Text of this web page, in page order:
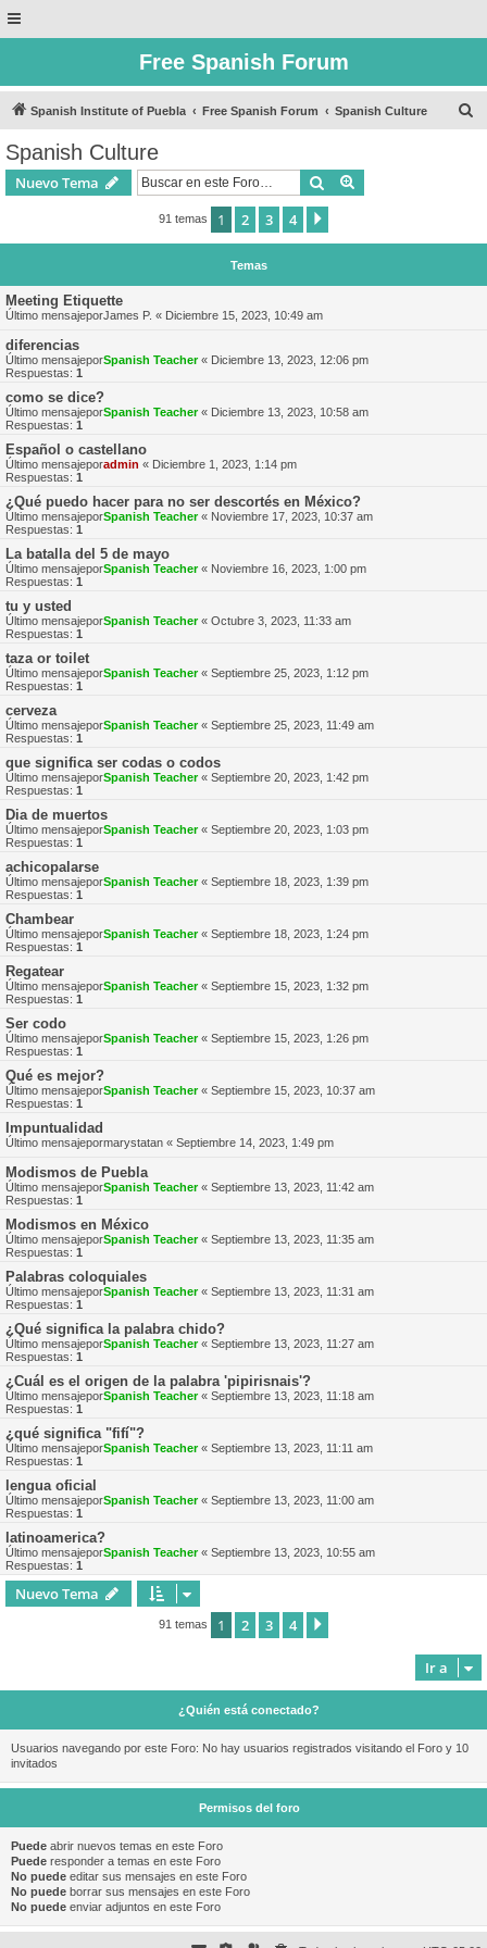
Free Spanish Forum
Spanish Institute of Puebla Free Spanish Forum Spanish Culture
Spanish Culture
Nuevo Tema Buscar
91 temas 1 2 3 4
Temas
Meeting Etiquette
Último mensajeporJames P. « Diciembre 15, 2023, 10:49 am
diferencias
Último mensajeporSpanish Teacher« Diciembre 13, 2023, 12:06 pm
Respuestas: 1
como se dice?
Último mensajeporSpanish Teacher« Diciembre 13, 2023, 10:58 am
Respuestas: 1
Español o castellano
Último mensajeporadmin « Diciembre 1, 2023, 1:14 pm
Respuestas: 1
¿Qué puedo hacer para no ser descortés en México?
Último mensajeporSpanish Teacher« Noviembre 17, 2023, 10:37 am
Respuestas: 1
La batalla del 5 de mayo
Último mensajeporSpanish Teacher« Noviembre 16, 2023, 1:00 pm
Respuestas: 1
tu y usted
Último mensajeporSpanish Teacher« Octubre 3, 2023, 11:33 am
Respuestas: 1
taza or toilet
Último mensajeporSpanish Teacher« Septiembre 25, 2023, 1:12 pm
Respuestas: 1
cerveza
Último mensajeporSpanish Teacher« Septiembre 25, 2023, 11:49 am
Respuestas: 1
que significa ser codas o codos
Último mensajeporSpanish Teacher« Septiembre 20, 2023, 1:42 pm
Respuestas: 1
Dia de muertos
Último mensajeporSpanish Teacher« Septiembre 20, 2023, 1:03 pm
Respuestas: 1
achicopalarse
Último mensajeporSpanish Teacher« Septiembre 18, 2023, 1:39 pm
Respuestas: 1
Chambear
Último mensajeporSpanish Teacher« Septiembre 18, 2023, 1:24 pm
Respuestas: 1
Regatear
Último mensajeporSpanish Teacher« Septiembre 15, 2023, 1:32 pm
Respuestas: 1
Ser codo
Último mensajeporSpanish Teacher« Septiembre 15, 2023, 1:26 pm
Respuestas: 1
Qué es mejor?
Último mensajeporSpanish Teacher« Septiembre 15, 2023, 10:37 am
Respuestas: 1
Impuntualidad
Último mensajepormarystatan « Septiembre 14, 2023, 1:49 pm
Modismos de Puebla
Último mensajeporSpanish Teacher« Septiembre 13, 2023, 11:42 am
Respuestas: 1
Modismos en México
Último mensajeporSpanish Teacher« Septiembre 13, 2023, 11:35 am
Respuestas: 1
Palabras coloquiales
Último mensajeporSpanish Teacher« Septiembre 13, 2023, 11:31 am
Respuestas: 1
¿Qué significa la palabra chido?
Último mensajeporSpanish Teacher« Septiembre 13, 2023, 11:27 am
Respuestas: 1
¿Cuál es el origen de la palabra 'pipirisnais'?
Último mensajeporSpanish Teacher« Septiembre 13, 2023, 11:18 am
Respuestas: 1
¿qué significa "fifí"?
Último mensajeporSpanish Teacher« Septiembre 13, 2023, 11:11 am
Respuestas: 1
lengua oficial
Último mensajeporSpanish Teacher« Septiembre 13, 2023, 11:00 am
Respuestas: 1
latinoamerica?
Último mensajeporSpanish Teacher« Septiembre 13, 2023, 10:55 am
Respuestas: 1
Nuevo Tema
91 temas 1 2 3 4
Ir a
¿Quién está conectado?
Usuarios navegando por este Foro: No hay usuarios registrados visitando el Foro y 10
invitados
Permisos del foro
Puede abrir nuevos temas en este Foro
Puede responder a temas en este Foro
No puede editar sus mensajes en este Foro
No puede borrar sus mensajes en este Foro
No puede enviar adjuntos en este Foro